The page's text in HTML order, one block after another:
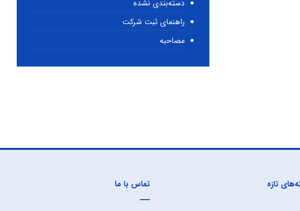
دسته‌بندی نشده
راهنمای ثبت شرکت
مصاحبه
تازه تماس با ما